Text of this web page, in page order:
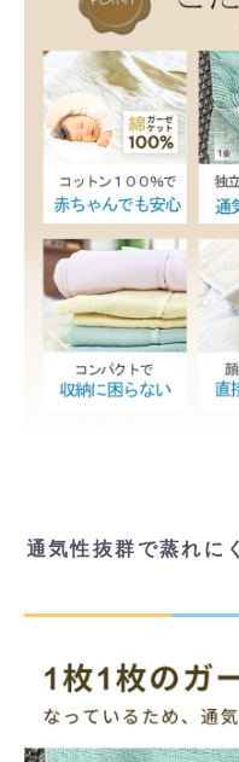
通気性抜群で蒸れに